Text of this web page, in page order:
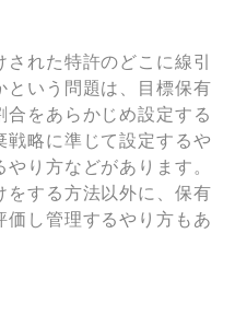
れた特許のどこに線引
という問題は、目標保有
をあらかじめ設定する
略に準じて設定するや
り方などがあります。
をする方法以外に、保有
し管理するやり方もあ